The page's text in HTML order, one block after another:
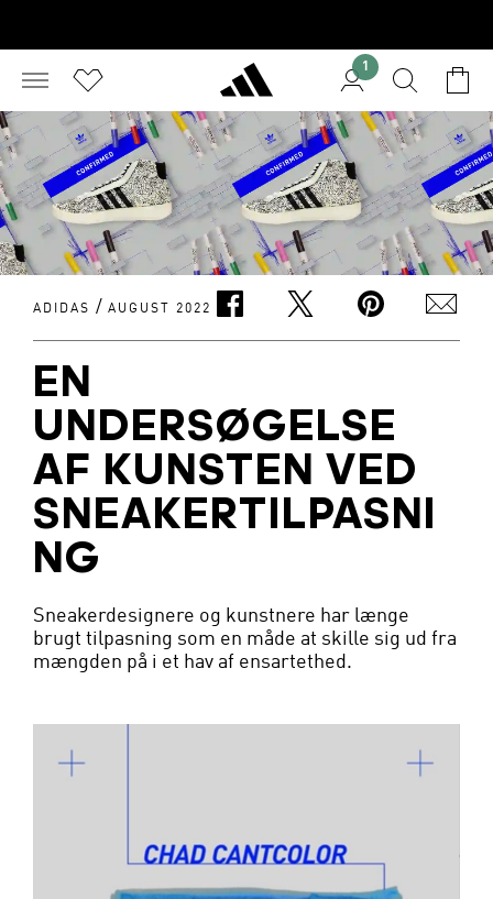
1
ADIDAS / AUGUST 2022
EN
UNDERSØGELSE
AF KUNSTEN VED
SNEAKERTILPASNI
NG
Sneakerdesignere og kunstnere har længe
brugt tilpasning som en måde at skille sig ud fra
mængden på i et hav af ensartethed.